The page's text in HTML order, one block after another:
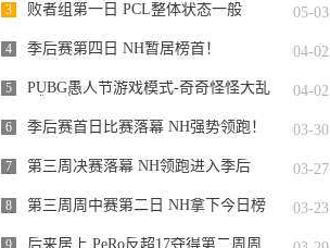
3 败者组第一日 PCL整体状态一般 05-03
4 季后赛第四日 NH暂居榜首！ 04-02
5
PUBG愚人节游戏模式-奇奇怪怪大乱
04-02
6 季后赛首日比赛落幕 NH强势领跑！ 03-30
7
第三周决赛落幕 NH领跑进入季后
03-27
8
第三周周中赛第二日 NH拿下今日榜
03-23
9
后来居上 PeRo反超17夺得第二周周